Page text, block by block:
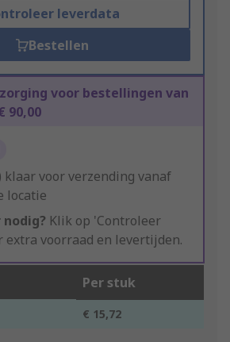
leverdata
Bestellen
voor bestellingen van
90,00
klaar voor verzending vanaf
locatie
Klik op 'Controleer
extra voorraad en levertijden.
Per stuk
€ 15,72